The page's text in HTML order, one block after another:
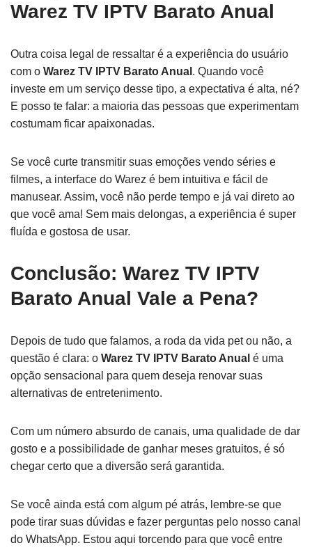
Warez TV IPTV Barato Anual
Outra coisa legal de ressaltar é a experiência do usuário
com o Warez TV IPTV Barato Anual . Quando você
investe em um serviço desse tipo, a expectativa é alta, né?
E posso te falar: a maioria das pessoas que experimentam
costumam ficar apaixonadas.
Se você curte transmitir suas emoções vendo séries e
filmes, a interface do Warez é bem intuitiva e fácil de
manusear. Assim, você não perde tempo e já vai direto ao
que você ama! Sem mais delongas, a experiência é super
fluída e gostosa de usar.
Conclusão: Warez TV IPTV
Barato Anual Vale a Pena?
Depois de tudo que falamos, a roda da vida pet ou não, a
questão é clara: o Warez TV IPTV Barato Anual é uma
opção sensacional para quem deseja renovar suas
alternativas de entretenimento.
Com um número absurdo de canais, uma qualidade de dar
gosto e a possibilidade de ganhar meses gratuitos, é só
chegar certo que a diversão será garantida.
Se você ainda está com algum pé atrás, lembre-se que
pode tirar suas dúvidas e fazer perguntas pelo nosso canal
do WhatsApp. Estou aqui torcendo para que você entre